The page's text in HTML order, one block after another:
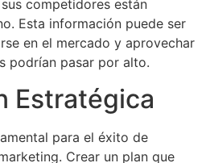
competidores están
Esta información puede ser
en el mercado y aprovechar
podrían pasar por alto.
Estratégica
para el éxito de
Crear un plan que